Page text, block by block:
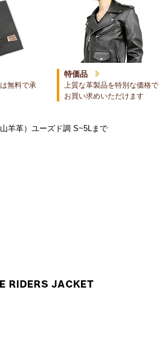
無料で承
特価品
上質な革製品を特別な価格で
お買い求めいただけます
羊革）ユーズド調 S~5Lまで